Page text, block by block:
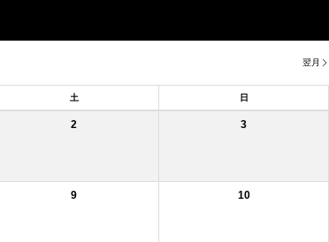
翌月
土 日
2 3
9 10